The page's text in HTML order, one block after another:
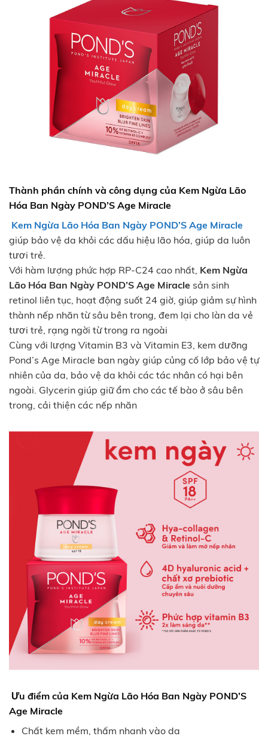
Thành phần chính và công dụng của Kem Ngừa Lão
Hóa Ban Ngày POND’S Age Miracle
Kem Ngừa Lão Hóa Ban Ngày POND’S Age Miracle
giúp bảo vệ da khỏi các dấu hiệu lão hóa, giúp da luôn
tươi trẻ.
Với hàm lượng phức hợp RP-C24 cao nhất, Kem Ngừa
Lão Hóa Ban Ngày POND’S Age Miracle sản sinh
retinol liên tục, hoạt động suốt 24 giờ, giúp giảm sự hình
thành nếp nhăn từ sâu bên trong, đem lại cho làn da vẻ
tươi trẻ, rạng ngời từ trong ra ngoài
Cùng với lượng Vitamin B3 và Vitamin E3, kem dưỡng
Pond’s Age Miracle ban ngày giúp củng cố lớp bảo vệ tự
nhiên của da, bảo vệ da khỏi các tác nhân có hại bên
ngoài. Glycerin giúp giữ ẩm cho các tế bào ở sâu bên
trong, cải thiện các nếp nhăn
Ưu điểm của Kem Ngừa Lão Hóa Ban Ngày POND’S
Age Miracle
Chất kem mềm, thấm nhanh vào da